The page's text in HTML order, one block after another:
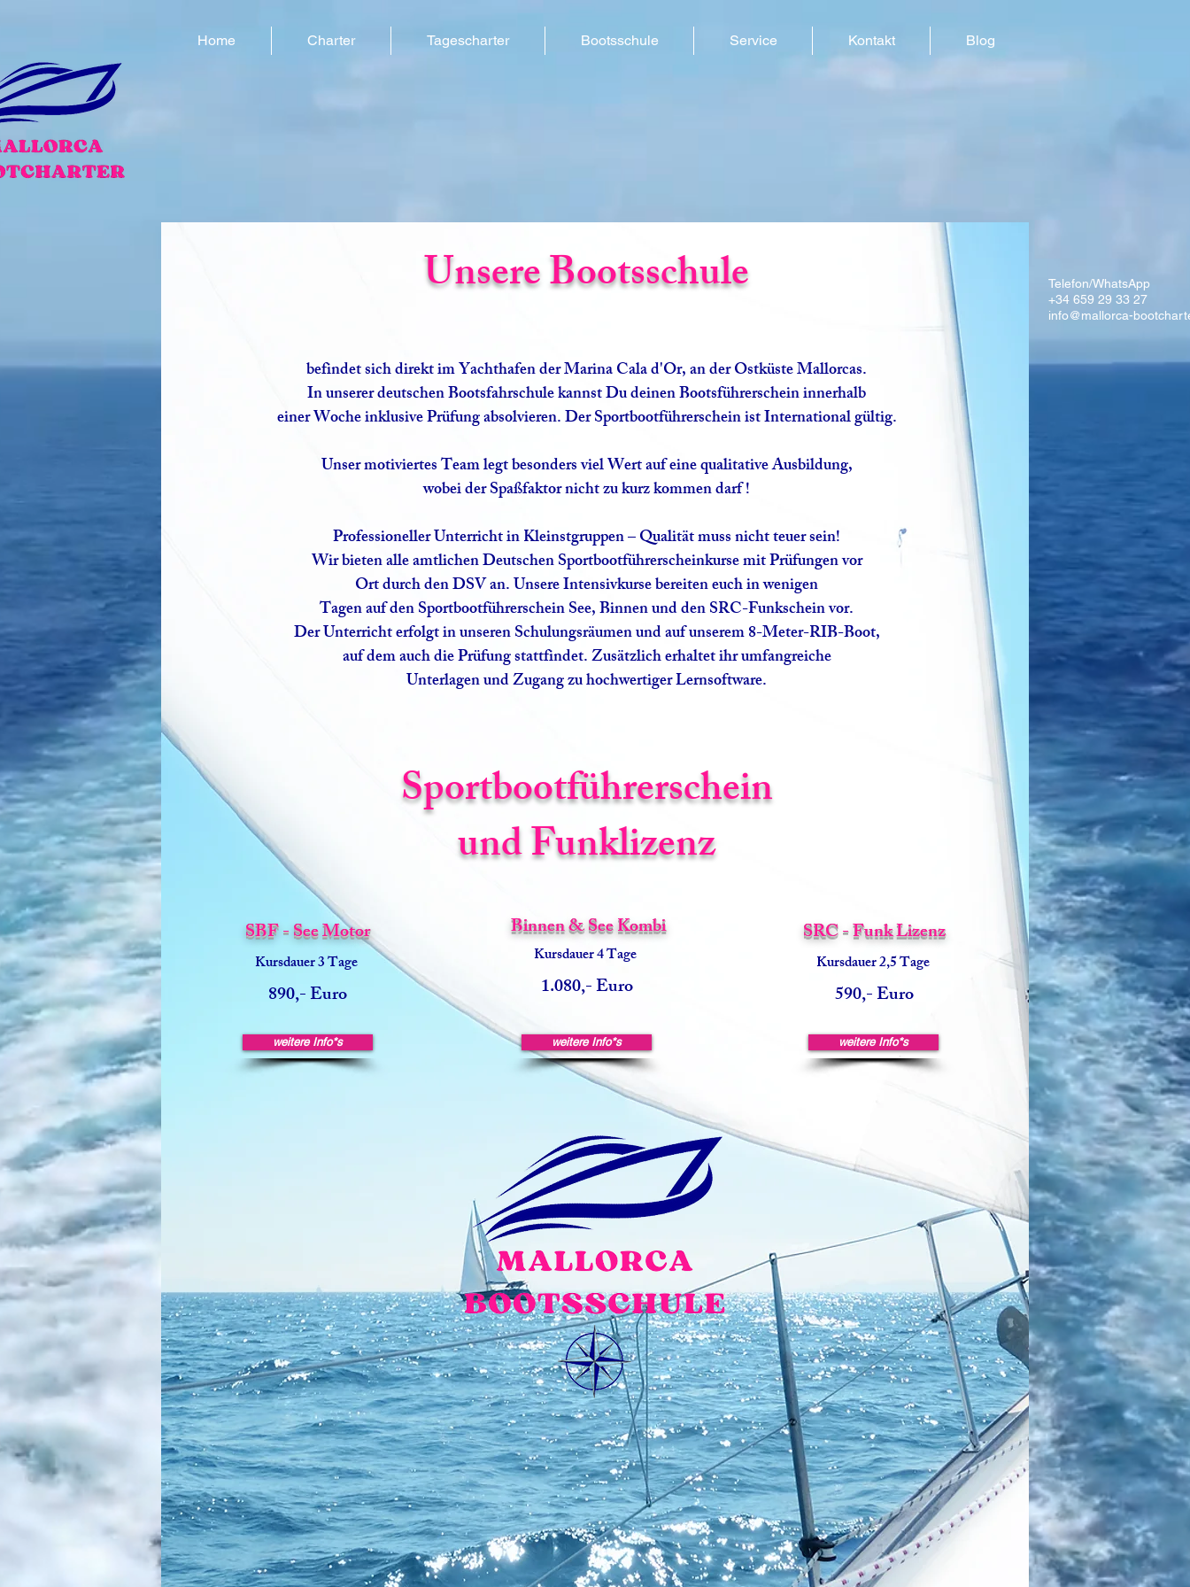
Home Charter Tagescharter Bootsschule Service Kontakt Blog
Unsere Bootsschule
befindet sich direkt im Yachthafen der Marina Cala d'Or, an der Ostküste Mallorcas.
​​In unserer deutschen Bootsfahrschule kannst Du deinen Bootsführerschein innerhalb
einer Woche inklusive Prüfung absolvieren. Der Sportbootführerschein ist International gültig.
Unser motiviertes Team legt besonders viel Wert auf eine qualitative Ausbildung,
wobei der Spaßfaktor nicht zu kurz kommen darf !​​​
Professioneller Unterricht in Kleinstgruppen – Qualität muss nicht teuer sein!
Wir bieten alle amtlichen Deutschen Sportbootführerscheinkurse mit Prüfungen vor
Ort durch den DSV an. Unsere Intensivkurse bereiten euch in wenigen
Tagen auf den Sportbootführerschein See, Binnen und den SRC-Funkschein vor.
Der Unterricht erfolgt in unseren Schulungsräumen und auf unserem 8-Meter-RIB-Boot,
auf dem auch die Prüfung stattfindet. Zusätzlich erhaltet ihr umfangreiche
Unterlagen und Zugang zu hochwertiger Lernsoftware.
Sportbootführerschein
und Funklizenz
SBF - See Motor
Kursdauer 3Tage
890,- Euro
weitere Info*s
Binnen & See Kombi
Kursdauer 4Tage
1.080,- Euro
weitere Info*s
SRC - Funk Lizenz
Kursdauer 2,5Tage
590,- Euro
weitere Info*s
Telefon/WhatsApp
+34 659 29 33 27
info@mallorca-